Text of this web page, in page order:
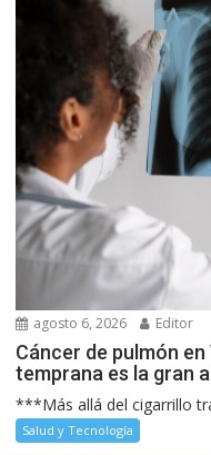
agosto 6, 2026 Editor
Cáncer de pulmón
temprana es la gran
***Más allá del cigarrillo
Salud y Tecnología